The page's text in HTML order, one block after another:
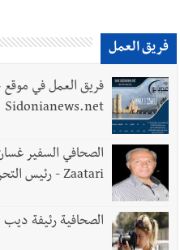
فريق العمل
فريق العمل في موقع
Sidonianews.net
Zaatari - رئيس التحرير
الصحافية رئيفة ديب